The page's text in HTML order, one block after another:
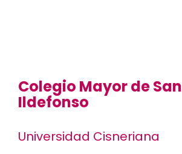
Colegio Mayor de San
Ildefonso
Universidad Cisneriana